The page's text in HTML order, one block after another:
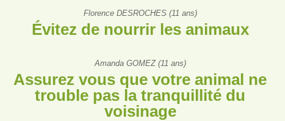
Florence DESROCHES (11 ans)
Évitez de nourrir les animaux
Amanda GOMEZ (11 ans)
Assurez vous que votre animal ne
trouble pas la tranquillité du
voisinage